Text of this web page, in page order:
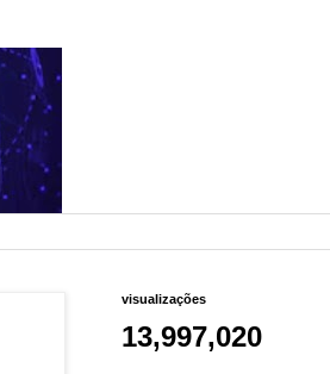
visualizações
13,997,020